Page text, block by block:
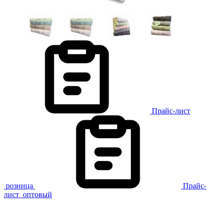
Прайс-лист
розница
Прайс-
лист оптовый